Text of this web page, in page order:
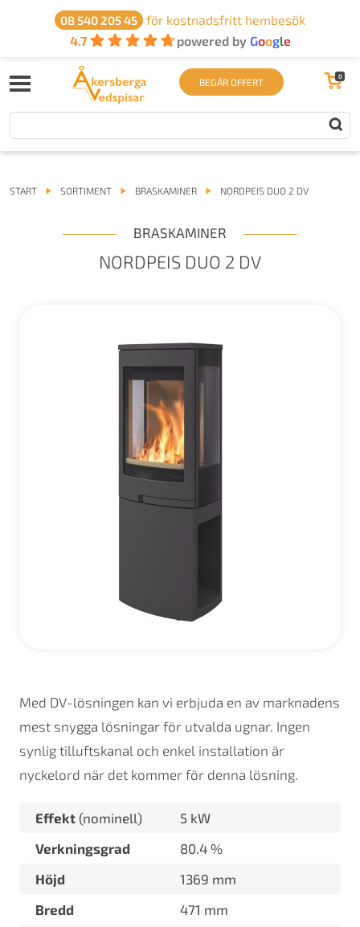
08 540 205 45
för kostnadsfritt hembesök
4.7
powered by Google
BEGÄR OFFERT 0
START SORTIMENT BRASKAMINER NORDPEIS DUO 2 DV
BRASKAMINER
NORDPEIS DUO 2 DV
Med DV-lösningen kan vi erbjuda en av marknadens
mest snygga lösningar för utvalda ugnar. Ingen
synlig tilluftskanal och enkel installation är
nyckelord när det kommer för denna lösning.
Effekt (nominell)
5 kW
Verkningsgrad
80.4 %
Höjd
1369 mm
Bredd
471 mm